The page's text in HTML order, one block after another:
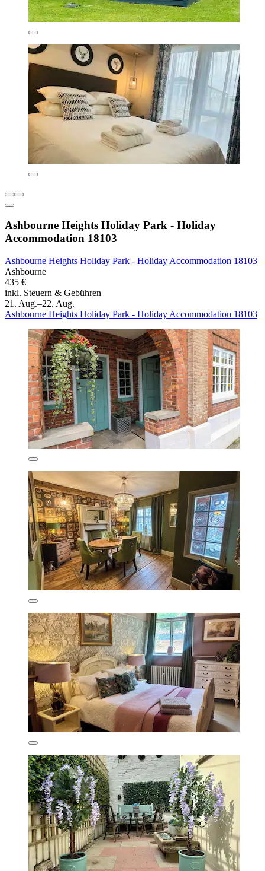
Ashbourne Heights Holiday Park - Holiday
Accommodation 18103
Ashbourne Heights Holiday Park - Holiday Accommodation 18103
Ashbourne
435 €
inkl. Steuern & Gebühren
21. Aug.–22. Aug.
Ashbourne Heights Holiday Park - Holiday Accommodation 18103